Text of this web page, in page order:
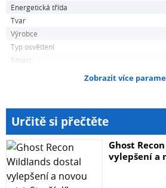
Energetická třída
Tvar
Výrobce
Typ osvětlení
Smart
Zobrazit více
Určitě si přečtěte
Ghost
vylepšení a